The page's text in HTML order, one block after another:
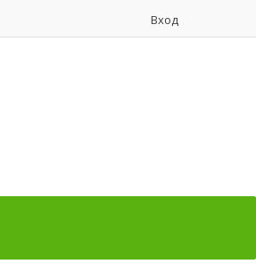
Вход